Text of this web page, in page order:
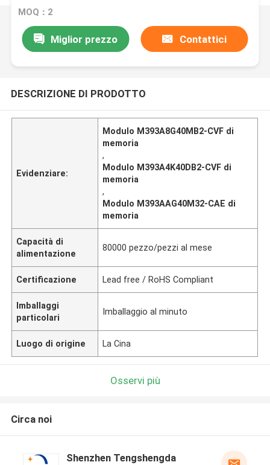
MOQ：2
Miglior prezzo Contattici
DESCRIZIONE DI PRODOTTO
Evidenziare:
Modulo M393A8G40MB2-CVF di
memoria
,
Modulo M393A4K40DB2-CVF di
memoria
,
Modulo M393AAG40M32-CAE di
memoria
Capacità di
alimentazione
80000 pezzo/pezzi al mese
Certificazione Lead free / RoHS Compliant
Imballaggi
particolari
Imballaggio al minuto
Luogo di origine La Cina
Osservi più
Circa noi
Shenzhen Tengshengda